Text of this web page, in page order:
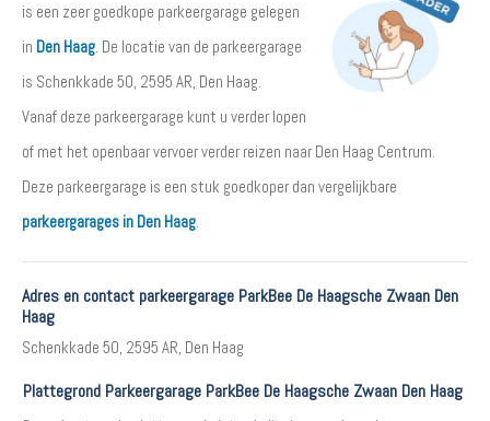
is een zeer goedkope parkeergarage gelegen
in Den Haag. De locatie van de parkeergarage
is Schenkkade 50, 2595 AR, Den Haag.
Vanaf deze parkeergarage kunt u verder lopen
of met het openbaar vervoer verder reizen naar Den Haag Centrum.
Deze parkeergarage is een stuk goedkoper dan vergelijkbare
parkeergarages in Den Haag.
Adres en contact parkeergarage ParkBee De Haagsche Zwaan Den
Haag
Schenkkade 50, 2595 AR, Den Haag
Plattegrond Parkeergarage ParkBee De Haagsche Zwaan Den Haag